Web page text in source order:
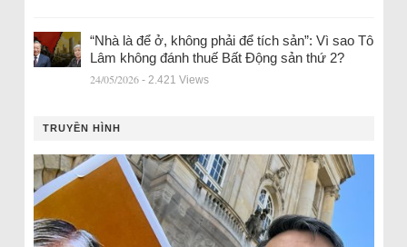
“Nhà là để ở, không phải để tích sản”: Vì sao Tô
Lâm không đánh thuế Bất Động sản thứ 2?
24/05/2026 - 2.421 Views
TRUYỀN HÌNH